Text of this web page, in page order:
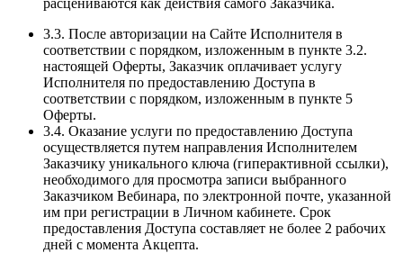
3.3. После авторизации на Сайте Исполнителя в
соответствии с порядком, изложенным в пункте 3.2.
настоящей Оферты, Заказчик оплачивает услугу
Исполнителя по предоставлению Доступа в
соответствии с порядком, изложенным в пункте 5
Оферты.
3.4. Оказание услуги по предоставлению Доступа
осуществляется путем направления Исполнителем
Заказчику уникального ключа (гиперактивной ссылки),
необходимого для просмотра записи выбранного
Заказчиком Вебинара, по электронной почте, указанной
им при регистрации в Личном кабинете. Срок
предоставления Доступа составляет не более 2 рабочих
дней с момента Акцепта.